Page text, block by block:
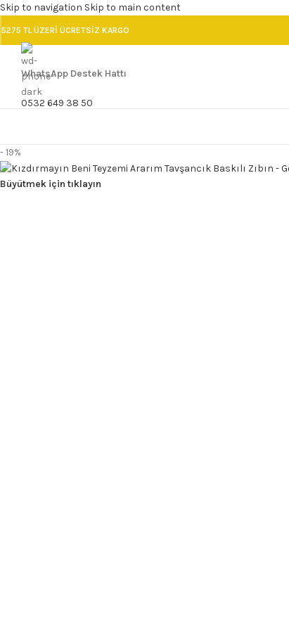
Skip to navigation Skip to main content
5275 TL ÜZERİ ÜCRETSİZ KARGO
WhatsApp Destek Hattı
0532 649 38 50
- 19%
Büyütmek için tıklayın